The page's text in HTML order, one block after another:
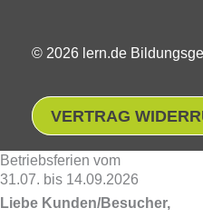
© 2026 lern.de
VERTRAG
Betriebsferien vom
31.07. bis 14.09.2026
Liebe Kunden/Besucher,